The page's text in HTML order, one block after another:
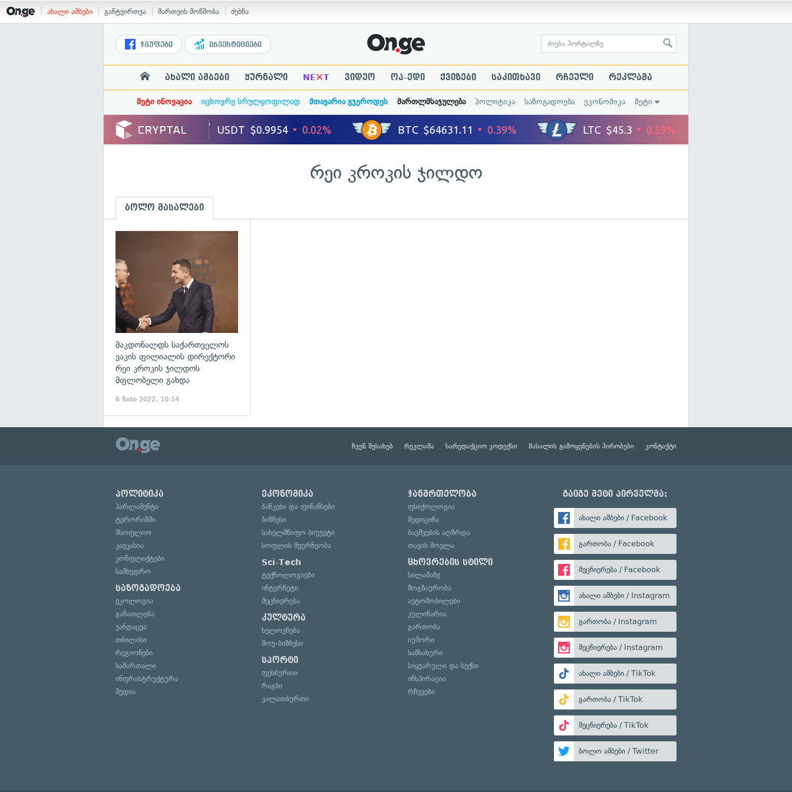
ახალი ამბები განტვირთვა მართვის მოწმობა ძებნა
ჯგუფები ინვესტიციები
ახალი ამბები ჟურნალი NE×T ვიდეო ოპ-ედი ქვიზები საკითხავი რჩეული რეკლამა
მეტი ინოვაცია იცხოვრე სრულყოფილად მთავარია გჯეროდეს მართლმსაჯულება პოლიტიკა საზოგადოება ეკონომიკა მეტი
რეი კროკის ჯილდო
ბოლო მასალები
მაკდონალდს საქართველოს
ვაკის ფილიალის დირექტორი
რეი კროკის ჯილდოს
მფლობელი გახდა
6 მაისი 2022, 10:14
ჩვენ შესახებ რეკლამა სარედაქციო კოდექსი მასალის გამოყენების პირობები კონტაქტი
პოლიტიკა
პარლამენტი
ტერორიზმი
მსოფლიო
კავკასია
კონფლიქტები
სამხედრო
საზოგადოება
ეკოლოგია
განათლება
ჯანდაცვა
თბილისი
რეგიონები
სამართალი
ინფრასტრუქტურა
მედია
ეკონომიკა
ბანკები და ფინანსები
ბიზნესი
სახელმწიფო ბიუჯეტი
სოფლის მეურნეობა
Sci-Tech
ტექნოლოგიები
ინტერნეტი
მეცნიერება
კულტურა
ხელოვნება
შოუ-ბიზნესი
სპორტი
ფეხბურთი
რაგბი
კალათბურთი
ჯანმრთელობა
ფსიქოლოგია
მედიცინა
ბავშვების აღზრდა
თავის მოვლა
ცხოვრების სტილი
სილამაზე
მოგზაურობა
ავტომობილები
კულინარია
გართობა
იუმორი
სამსახური
სიყვარული და სექსი
ინსპირაცია
რჩევები
გაიგე მეტი პირველმა:
ახალი ამბები / Facebook
გართობა / Facebook
მეცნიერება / Facebook
ახალი ამბები / Instagram
გართობა / Instagram
მეცნიერება / Instagram
ახალი ამბები / TikTok
გართობა / TikTok
მეცნიერება / TikTok
ბოლო ამბები / Twitter